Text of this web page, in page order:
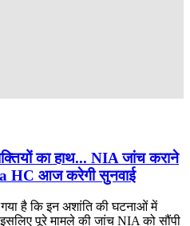
शक्तियों का हाथ... NIA जांच कराने
HC आज करेगी सुनवाई
गया है कि इन अशांति की घटनाओं में
पूरे मामले की जांच NIA को सौंपी